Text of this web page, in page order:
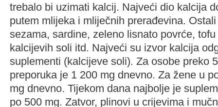
trebalo bi uzimati kalcij. Najveći dio kalcija
putem mlijeka i mliječnih prerađevina.
sezama, sardine, zeleno lisnato povrće,
kalcijevih soli itd. Najveći su izvor kalcija
suplementi (kalcijeve soli). Za osobe preko
preporuka je 1 200 mg dnevno. Za žene u
mg dnevno. Tijekom dana najbolje je
po 500 mg. Zatvor, plinovi u crijevima i